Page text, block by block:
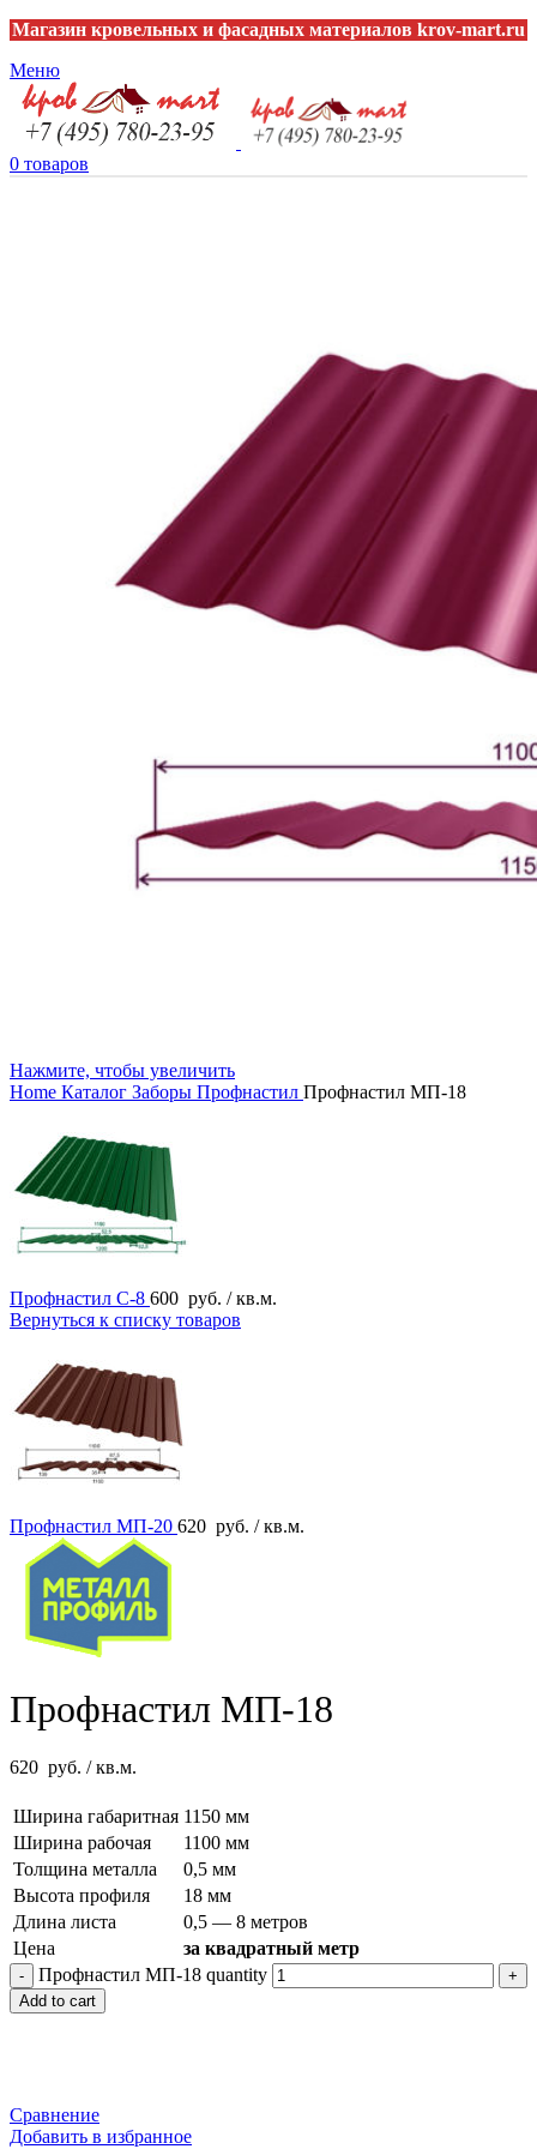
Магазин кровельных и фасадных материалов krov-mart.ru
Меню
0 товаров
Нажмите, чтобы увеличить
Home Каталог Заборы Профнастил Профнастил МП-18
Профнастил C-8 600 руб. / кв.м.
Вернуться к списку товаров
Профнастил МП-20 620 руб. / кв.м.
Профнастил МП-18
620 руб. / кв.м.
Ширина габаритная 1150 мм
Ширина рабочая
1100 мм
Толщина металла
0,5 мм
Высота профиля
18 мм
Длина листа
0,5 — 8 метров
Цена
за квадратный метр
Профнастил МП-18 quantity
Add to cart
Сравнение
Добавить в избранное